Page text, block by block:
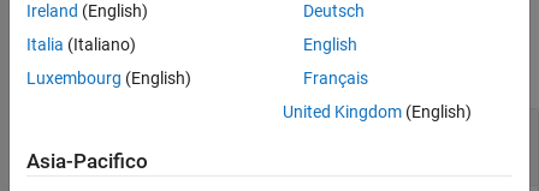
Outputs
collapse all
lidarScan
Ireland (English)
Italia (Italiano)
Luxembourg (English)
Deutsch
English
Français
United Kingdom(English)
Asia-Pacifico